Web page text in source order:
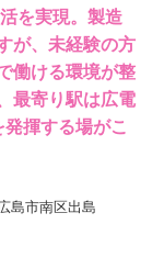
を実現。製造
が、未経験の方
働ける環境が整
最寄り駅は広電
揮する場がこ
島市南区出島